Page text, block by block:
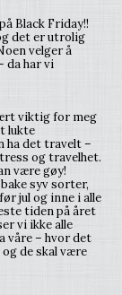
Black Friday!!
det er utrolig
velger å
da har vi
viktig for meg
lukte
ha det travelt –
og travelhet.
være gøy!
syv sorter,
jul og inne i alle
tiden på året
vi ikke alle
våre – hvor det
de skal være